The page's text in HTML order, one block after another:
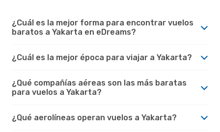
¿Cuál es la mejor forma para encontrar vuelos
baratos a Yakarta en eDreams?
¿Cuál es la mejor época para viajar a Yakarta?
¿Qué compañías aéreas son las más baratas
para vuelos a Yakarta?
¿Qué aerolíneas operan vuelos a Yakarta?